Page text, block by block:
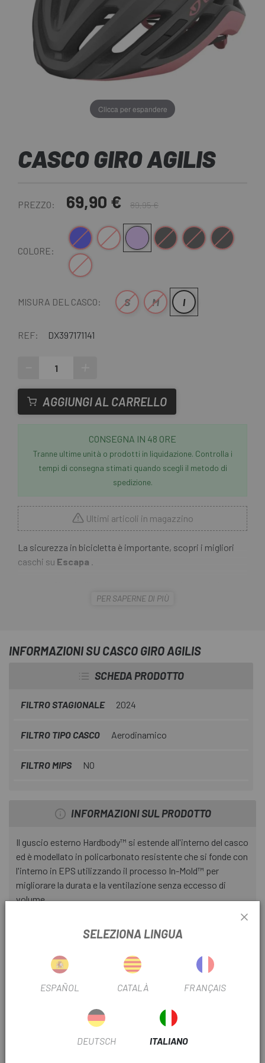
Clicca per espandere
CASCO GIRO AGILIS
PREZZO: 69,90 € 89,95 €
COLORE:
bianco bluBiancoRosa grigionero opacoNero gialloNero rosso
Bianco-Lilla
MISURA DEL CASCO: S M l
REF: DX397171141
AGGIUNGI AL CARRELLO
CONSEGNA IN 48 ORE
Tranne ultime unità o prodotti in liquidazione. Controlla i
tempi di consegna stimati quando scegli il metodo di
spedizione.
Ultimi articoli in magazzino
La sicurezza in bicicletta è importante, scopri i migliori
caschi su Escapa .
cercano un casco che combini un design spazioso con una
posizionamento.
PER SAPERNE DI PIÙ
INFORMAZIONI SU CASCO GIRO AGILIS
SCHEDA PRODOTTO
FILTRO STAGIONALE 2024
FILTRO TIPO CASCO Aerodinamico
FILTRO MIPS NO
INFORMAZIONI SUL PRODOTTO
Il guscio esterno Hardbody™ si estende all'interno del casco
ed è modellato in policarbonato resistente che si fonde con
l'interno in EPS utilizzando il processo In-Mold™ per
migliorare la durata e la ventilazione senza eccesso di
volume.
Tecnologia CoolFit
Cinghia con chiusura Slimline™
Guscio in policarbonato In-mold con interno in EPS
SELEZIONA LINGUA
ESPAÑOL CATALÀ FRANÇAIS
DEUTSCH ITALIANO